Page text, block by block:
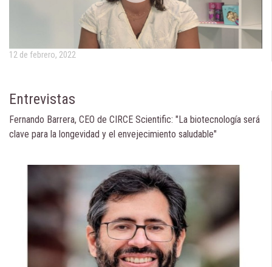
12 de febrero, 2022
Entrevistas
Fernando Barrera, CEO de CIRCE Scientific: "La biotecnología será
clave para la longevidad y el envejecimiento saludable"